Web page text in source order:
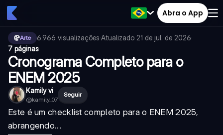
Abra o App
Arte 6.966 visualizações·Atualizado 21 de jul. de 2026·
7 páginas
Cronograma Completo para o
ENEM 2025
Kamily vi
@kamily_07
Seguir
Este é um checklist completo para o ENEM 2025,
abrangendo...